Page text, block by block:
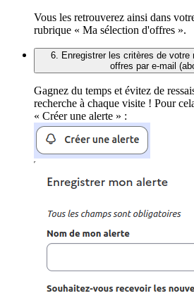
Vous les retrouverez ainsi dans
rubrique « Ma sélection d'offres ».
6. Enregistrer les critères de votre
offres par e-mail
Gagnez du temps et évitez de
recherche à chaque visite ! Pour
« Créer une alerte » :